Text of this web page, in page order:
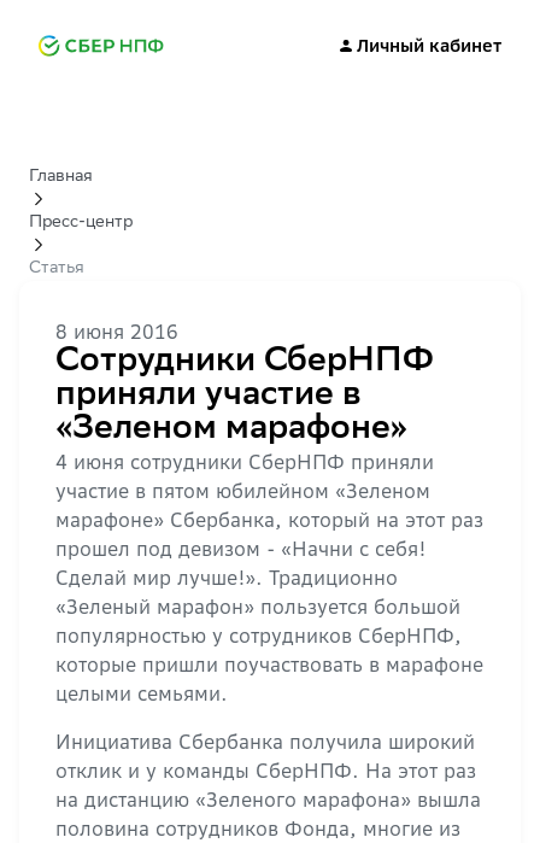
Личный кабинет
Главная
Пресс-центр
Статья
8 июня 2016
Сотрудники СберНПФ
приняли участие в
«Зеленом марафоне»
4 июня сотрудники СберНПФ приняли
участие в пятом юбилейном «Зеленом
марафоне» Сбербанка, который на этот раз
прошел под девизом - «Начни с себя!
Сделай мир лучше!». Традиционно
«Зеленый марафон» пользуется большой
популярностью у сотрудников СберНПФ,
которые пришли поучаствовать в марафоне
целыми семьями.
Инициатива Сбербанка получила широкий
отклик и у команды СберНПФ. На этот раз
на дистанцию «Зеленого марафона» вышла
половина сотрудников Фонда, многие из